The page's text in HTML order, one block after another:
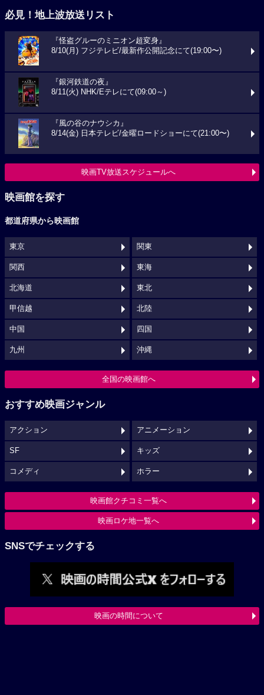
必見！地上波放送リスト
『怪盗グルーのミニオン超変身』
8/10(月) フジテレビ/最新作公開記念にて(19:00〜)
『銀河鉄道の夜』
8/11(火) NHK/Eテレにて(09:00～)
『風の谷のナウシカ』
8/14(金) 日本テレビ/金曜ロードショーにて(21:00〜)
映画TV放送スケジュールへ
映画館を探す
都道府県から映画館
東京 関東
関西 東海
北海道 東北
甲信越 北陸
中国 四国
九州 沖縄
全国の映画館へ
おすすめ映画ジャンル
アクション アニメーション
SF キッズ
コメディ ホラー
映画館クチコミ一覧へ
映画ロケ地一覧へ
SNSでチェックする
映画の時間について